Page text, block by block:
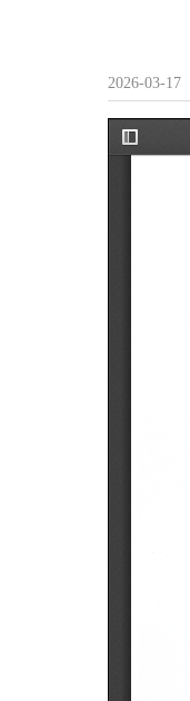
2026-03-